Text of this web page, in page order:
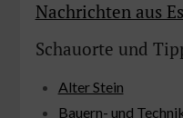
Nachrichten aus
Schauorte und
Alter Stein
Bauern- und